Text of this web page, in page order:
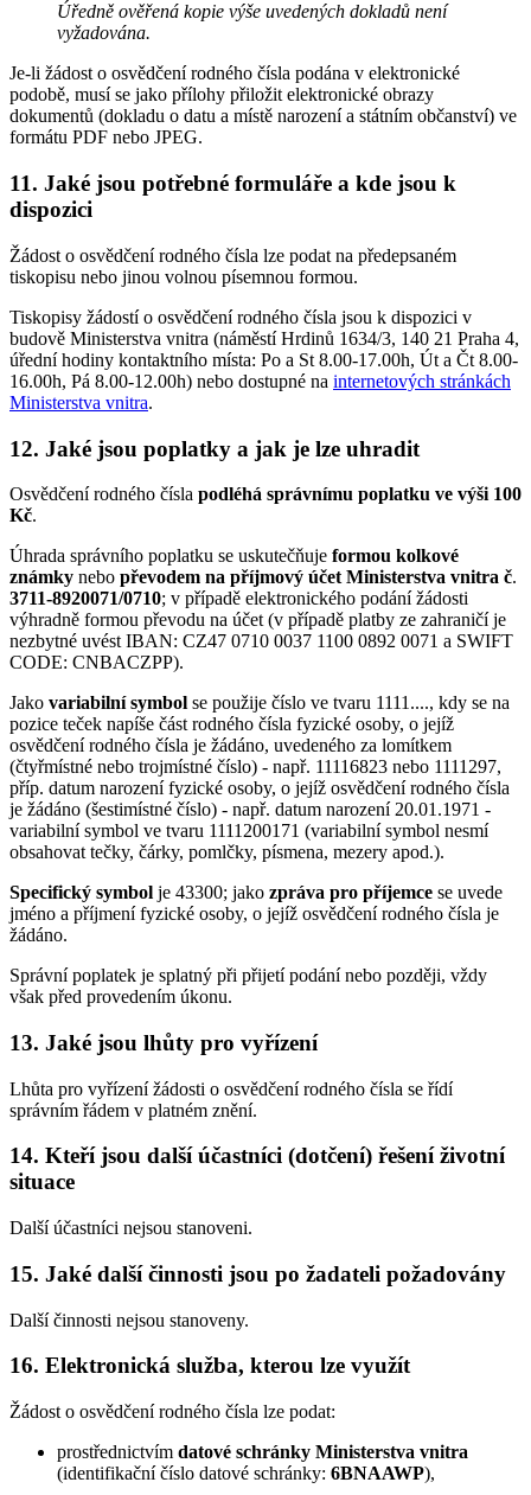
Úředně ověřená kopie výše uvedených dokladů není
vyžadována.
Je-li žádost o osvědčení rodného čísla podána v elektronické
podobě, musí se jako přílohy přiložit elektronické obrazy
dokumentů (dokladu o datu a místě narození a státním občanství) ve
formátu PDF nebo JPEG.
11. Jaké jsou potřebné formuláře a kde jsou k
dispozici
Žádost o osvědčení rodného čísla lze podat na předepsaném
tiskopisu nebo jinou volnou písemnou formou.
Tiskopisy žádostí o osvědčení rodného čísla jsou k dispozici v
budově Ministerstva vnitra (náměstí Hrdinů 1634/3, 140 21 Praha 4,
úřední hodiny kontaktního místa: Po a St 8.00-17.00h, Út a Čt 8.00-
16.00h, Pá 8.00-12.00h) nebo dostupné na internetových stránkách
Ministerstva vnitra.
12. Jaké jsou poplatky a jak je lze uhradit
Osvědčení rodného čísla podléhá správnímu poplatku ve výši 100
Kč.
Úhrada správního poplatku se uskutečňuje formou kolkové
známky nebo převodem na příjmový účet Ministerstva vnitra č.
3711-8920071/0710; v případě elektronického podání žádosti
výhradně formou převodu na účet (v případě platby ze zahraničí je
nezbytné uvést IBAN: CZ47 0710 0037 1100 0892 0071 a SWIFT
CODE: CNBACZPP).
Jako variabilní symbol se použije číslo ve tvaru 1111...., kdy se na
pozice teček napíše část rodného čísla fyzické osoby, o jejíž
osvědčení rodného čísla je žádáno, uvedeného za lomítkem
(čtyřmístné nebo trojmístné číslo) - např. 11116823 nebo 1111297,
příp. datum narození fyzické osoby, o jejíž osvědčení rodného čísla
je žádáno (šestimístné číslo) - např. datum narození 20.01.1971 -
variabilní symbol ve tvaru 1111200171 (variabilní symbol nesmí
obsahovat tečky, čárky, pomlčky, písmena, mezery apod.).
Specifický symbol je 43300; jako zpráva pro příjemce se uvede
jméno a příjmení fyzické osoby, o jejíž osvědčení rodného čísla je
žádáno.
Správní poplatek je splatný při přijetí podání nebo později, vždy
však před provedením úkonu.
13. Jaké jsou lhůty pro vyřízení
Lhůta pro vyřízení žádosti o osvědčení rodného čísla se řídí
správním řádem v platném znění.
14. Kteří jsou další účastníci (dotčení) řešení životní
situace
Další účastníci nejsou stanoveni.
15. Jaké další činnosti jsou po žadateli požadovány
Další činnosti nejsou stanoveny.
16. Elektronická služba, kterou lze využít
Žádost o osvědčení rodného čísla lze podat:
prostřednictvím datové schránky Ministerstva vnitra
(identifikační číslo datové schránky: 6BNAAWP),